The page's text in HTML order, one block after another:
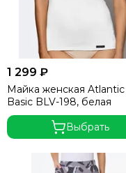
1 299 ₽
Майка женская Atlantic
Basic BLV-198, белая
Выбрать